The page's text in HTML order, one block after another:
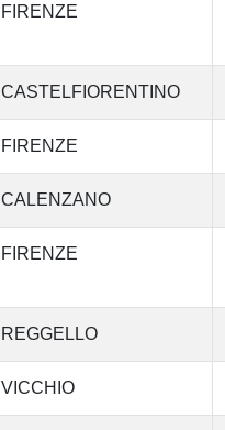
FIRENZE
CASTELFIORENTINO
FIRENZE
CALENZANO
FIRENZE
REGGELLO
VICCHIO